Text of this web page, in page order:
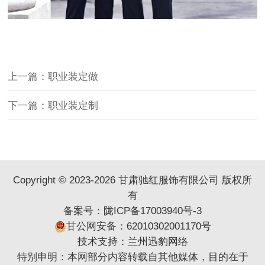
上一篇：职业装定做
下一篇：职业装定制
Copyright © 2023-2026 甘肃驰红服饰有限公司 版权所
有
备案号： 陇ICP备17003940号-3
甘公网安备：62010302001170号
技术支持： 兰州迅豹网络
特别申明：本网部分内容转载自其他媒体，目的在于